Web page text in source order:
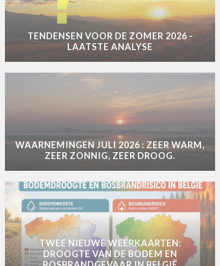
TENDENSEN VOOR DE ZOMER 2026 -
LAATSTE ANALYSE
WAARNEMINGEN JULI 2026 : ZEER WARM,
ZEER ZONNIG, ZEER DROOG.
TWEE NIEUWE WEERKAARTEN:
DROOGTE VAN DE BODEM EN